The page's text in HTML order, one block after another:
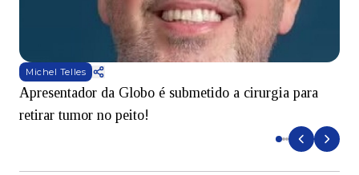
Michel Telles
Apresentador da Globo é submetido a cirurgia para
retirar tumor no peito!